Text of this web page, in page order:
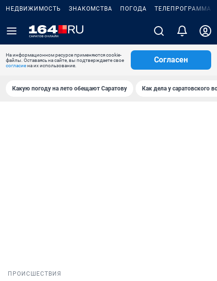
НЕДВИЖИМОСТЬ ЗНАКОМСТВА ПОГОДА ТЕЛЕПРОГРАММА
На информационном ресурсе применяются cookie-
файлы. Оставаясь на сайте, вы подтверждаете свое
согласиена их использование.
Согласен
Какую погоду на лето обещают Саратову Как дела у саратовского
ПРОИСШЕСТВИЯ